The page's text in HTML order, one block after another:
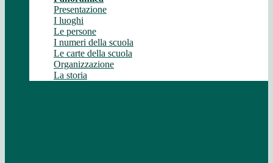
Presentazione
I luoghi
Le persone
I numeri della scuola
Le carte della scuola
Organizzazione
La storia